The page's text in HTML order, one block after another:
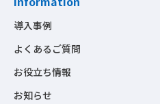
導入事例
よくあるご質問
お役立ち情報
お知らせ